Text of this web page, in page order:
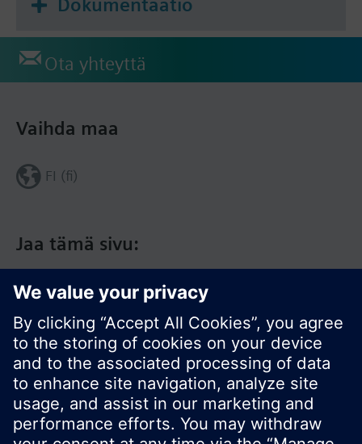
Dokumentaatio
Ota yhteyttä
Jaa tämä sivu:
Vaihda maa
FI (fi)